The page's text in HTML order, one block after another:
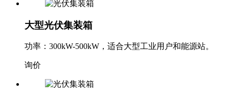
大型光伏集装箱
功率：300kW-500kW，适合大型工业用户和能源站。
询价